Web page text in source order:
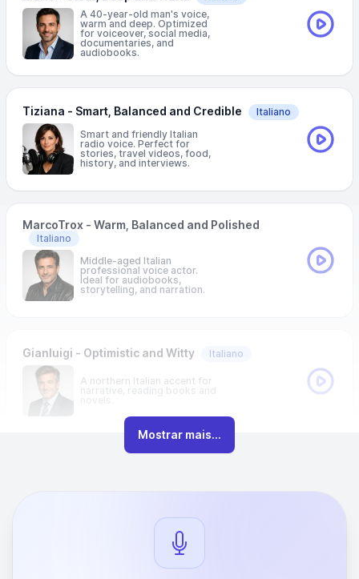
A 40-year-old man's voice,
warm and deep. Optimized
for voiceover, social media,
documentaries, and
audiobooks.
Tiziana - Smart, Balanced and Credible
Italiano
Smart and friendly Italian
radio voice. Perfect for
stories, travel videos, food,
history, and interviews.
MarcoTrox - Warm, Balanced and Polished
Italiano
Middle-aged Italian
professional voice actor.
Ideal for audiobooks,
storytelling, and narration.
Gianluigi - Optimistic and Witty Italiano
A northern Italian accent for
narrative, reading books and
Mostrar mais...